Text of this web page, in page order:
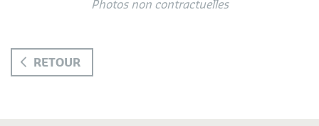
Photos non contractuelles
RETOUR